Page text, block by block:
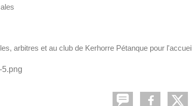
arbitres et au club de Kerhorre Pétanque pour l'accueil